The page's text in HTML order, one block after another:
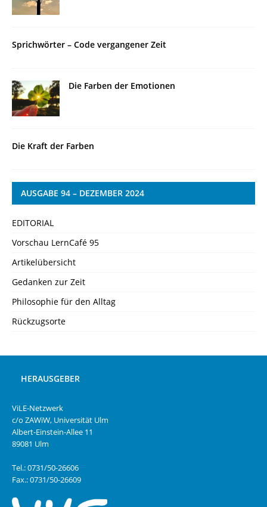
Sprichwörter – Code vergangener Zeit
Die Farben der Emotionen
Die Kraft der Farben
AUSGABE 94 – DEZEMBER 2024
EDITORIAL
Vorschau LernCafé 95
Artikelübersicht
Gedanken zur Zeit
Philosophie für den Alltag
Rückzugsorte
HERAUSGEBER
ViLE-Netzwerk
c/o ZAWiW, Universität Ulm
Albert-Einstein-Allee 11
89081 Ulm
Tel.: 0731/50-26606
Fax.: 0731/50-26609